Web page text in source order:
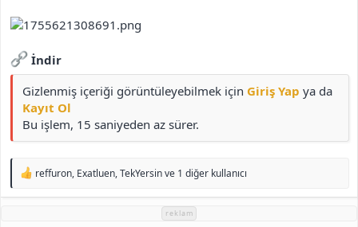
İndir
Gizlenmiş içeriği görüntüleyebilmek için Giriş Yap ya da
Kayıt Ol
Bu işlem, 15 saniyeden az sürer.
T
p
reffuron, Exatluen,TekYersinve 1 diğer kullanıcı
reklam